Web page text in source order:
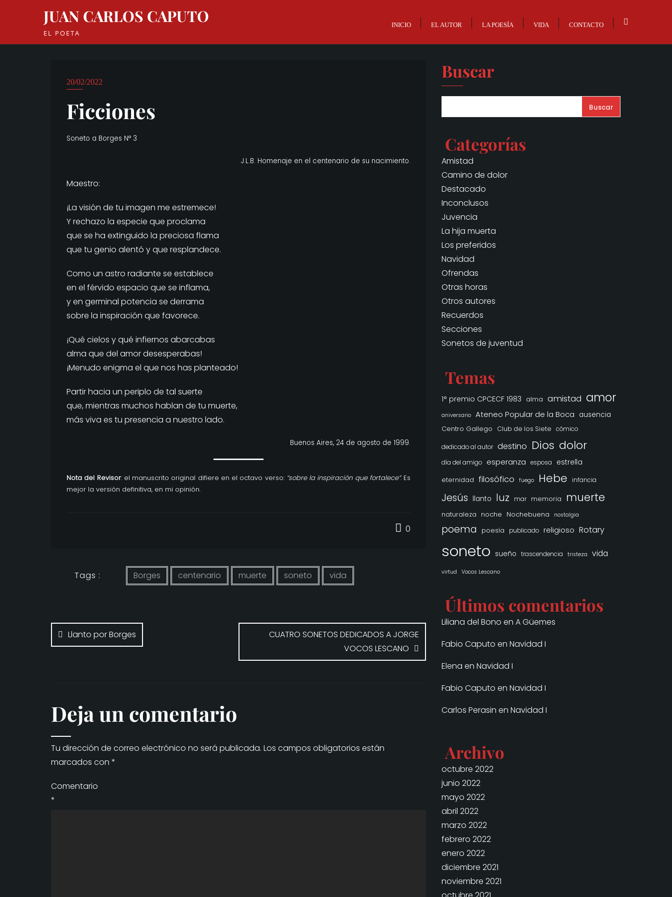
JUAN CARLOS CAPUTO
EL POETA
INICIO EL AUTOR LA POESÍA VIDA CONTACTO
20/02/2022
Ficciones
Soneto a Borges N° 3
J.L.B. Homenaje en el centenario de su nacimiento.
Maestro:
¡La visión de tu imagen me estremece!
Y rechazo la especie que proclama
que se ha extinguido la preciosa flama
que tu genio alentó y que resplandece.
Como un astro radiante se establece
en el férvido espacio que se inflama,
y en germinal potencia se derrama
sobre la inspiración que favorece.
¡Qué cielos y qué infiernos abarcabas
alma que del amor desesperabas!
¡Menudo enigma el que nos has planteado!
Partir hacia un periplo de tal suerte
que, mientras muchos hablan de tu muerte,
más viva es tu presencia a nuestro lado.
Buenos Aires, 24 de agosto de 1999.
Nota del Revisor: el manuscrito original difiere en el octavo verso: “sobre la inspiración que fortalece”. Es
mejor la versión definitiva, en mi opinión.
0
Tags : Borges centenario muerte soneto vida
Navegación
deLlanto por Borges
CUATRO SONETOS DEDICADOS A JORGE
VOCOS LESCANO
Deja un comentario
Tu dirección de correo electrónico no será publicada. Los campos obligatorios están
marcados con *
Comentario
*
Buscar
Buscar
Categorías
Amistad
Camino de dolor
Destacado
Inconclusos
Juvencia
La hija muerta
Los preferidos
Navidad
Ofrendas
Otras horas
Otros autores
Recuerdos
Secciones
Sonetos de juventud
Temas
1° premio CPCECF 1983 alma amistad amor
aniversario Ateneo Popular de la Boca ausencia
Centro Gallego
Club de los Siete cómico
dedicado al autor destino Dios dolor
día del amigo esperanza esposa estrella
eternidad filosófico fuego Hebe infancia
Jesús llanto luz mar memoria muerte
naturaleza noche Nochebuena nostalgia
poema poesía publicado religioso Rotary
soneto sueño trascendencia tristeza vida
virtud Vocos Lescano
Últimos comentarios
Liliana del Bono en A Güemes
Fabio Caputo en Navidad I
Elena en Navidad I
Fabio Caputo en Navidad I
Carlos Perasin en Navidad I
Archivo
octubre 2022
junio 2022
mayo 2022
abril 2022
marzo 2022
febrero 2022
enero 2022
diciembre 2021
noviembre 2021